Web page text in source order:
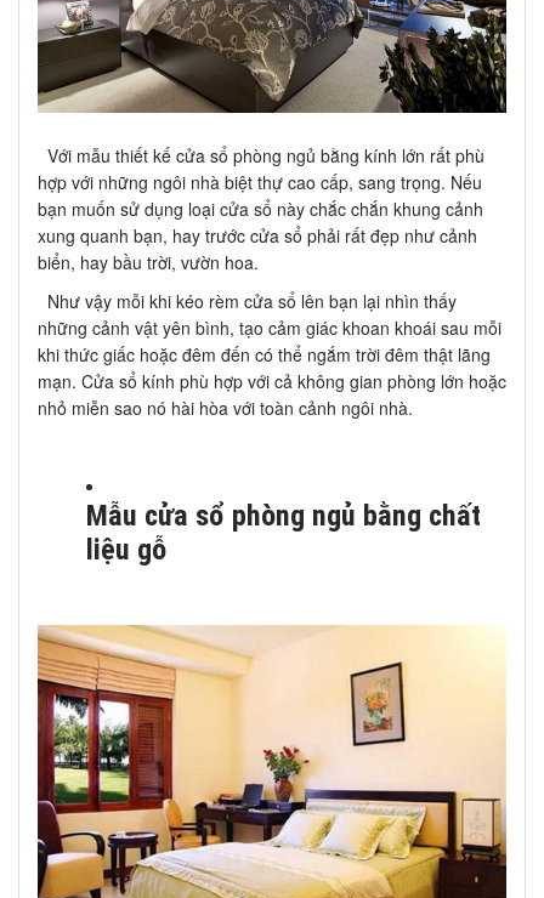
Với mẫu thiết kế cửa sổ phòng ngủ bằng kính lớn rất phù
hợp với những ngôi nhà biệt thự cao cấp, sang trọng. Nếu
bạn muốn sử dụng loại cửa sổ này chắc chắn khung cảnh
xung quanh bạn, hay trước cửa sổ phải rất đẹp như cảnh
biển, hay bầu trời, vườn hoa.
Như vậy mỗi khi kéo rèm cửa sổ lên bạn lại nhìn thấy
những cảnh vật yên bình, tạo cảm giác khoan khoái sau mỗi
khi thức giấc hoặc đêm đến có thể ngắm trời đêm thật lãng
mạn. Cửa sổ kính phù hợp với cả không gian phòng lớn hoặc
nhỏ miễn sao nó hài hòa với toàn cảnh ngôi nhà.
Mẫu cửa sổ phòng ngủ bằng chất
liệu gỗ